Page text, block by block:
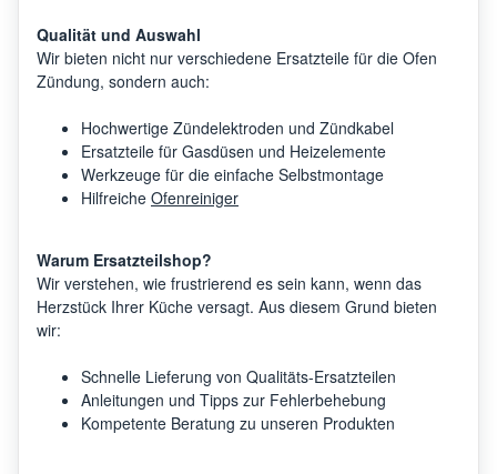
Qualität und Auswahl
Wir bieten nicht nur verschiedene Ersatzteile für die Ofen
Zündung, sondern auch:
Hochwertige Zündelektroden und Zündkabel
Ersatzteile für Gasdüsen und Heizelemente
Werkzeuge für die einfache Selbstmontage
Hilfreiche Ofenreiniger
Warum Ersatzteilshop?
Wir verstehen, wie frustrierend es sein kann, wenn das
Herzstück Ihrer Küche versagt. Aus diesem Grund bieten
wir:
Schnelle Lieferung von Qualitäts-Ersatzteilen
Anleitungen und Tipps zur Fehlerbehebung
Kompetente Beratung zu unseren Produkten